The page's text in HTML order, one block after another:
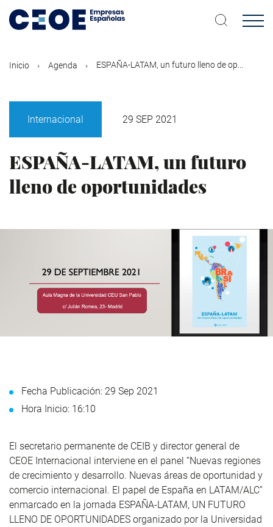
contenido
Inicio Agenda ESPAÑA-LATAM, un futuro lleno de op...
Internacional 29 SEP 2021
ESPAÑA-LATAM, un futuro
lleno de oportunidades
Fecha Publicación: 29 Sep 2021
Hora Inicio: 16:10
El secretario permanente de CEIB y director general de
CEOE Internacional interviene en el panel “Nuevas regiones
de crecimiento y desarrollo. Nuevas áreas de oportunidad y
comercio internacional. El papel de España en LATAM/ALC”
enmarcado en la jornada ESPAÑA-LATAM, UN FUTURO
LLENO DE OPORTUNIDADES organizado por la Universidad